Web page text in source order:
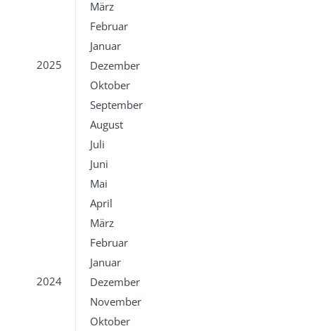
März
Februar
Januar
2025
Dezember
Oktober
September
August
Juli
Juni
Mai
April
März
Februar
Januar
2024
Dezember
November
Oktober